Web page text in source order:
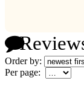
Order by:
Per page: